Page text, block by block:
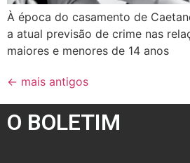
À época do casamento de
a atual previsão de crime nas
maiores e menores de 14 anos
← mais antigos
O BOLETIM